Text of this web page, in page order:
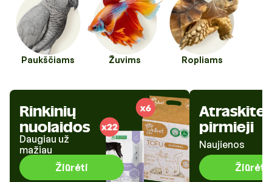
Paukščiams Žuvims Ropliams
Rinkinių
nuolaidos
Daugiau už
mažiau
Žiūrėti
Atraskite
pirmieji
Naujienos
Žiūrėti